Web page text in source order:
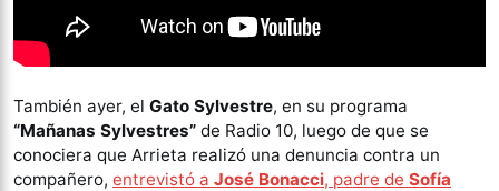
También ayer, el Gato Sylvestre, en su programa
“Mañanas Sylvestres” de Radio 10, luego de que se
conociera que Arrieta realizó una denuncia contra un
compañero, entrevistó a José Bonacci, padre de Sofía